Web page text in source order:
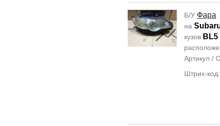
Б/У Фара
на
кузов BL5
Артикул /
Штрих-